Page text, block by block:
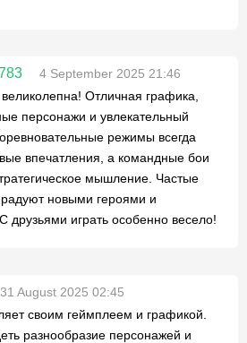
4 September 2025 21:46
Отличная графика,
персонажи и увлекательный
режимы всегда
впечатления, а командные бои
мышление. Частые
новыми героями и
друзьями играть особенно весело!
31 August 2025 02:45
своим геймплеем и графикой.
разнообразие персонажей и